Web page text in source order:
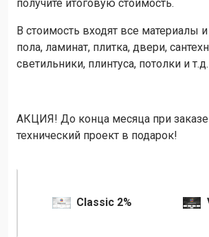
получите итоговую стоимость.
В стоимость входят все материалы
пола, ламинат, плитка, двери,
светильники, плинтуса, потолки и т.д.
АКЦИЯ! До конца месяца при
технический проект в подарок!
Classic 2%